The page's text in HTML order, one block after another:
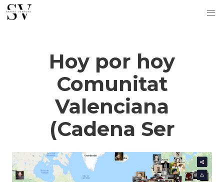
Hoy por hoy
Comunitat
Valenciana
(Cadena Ser